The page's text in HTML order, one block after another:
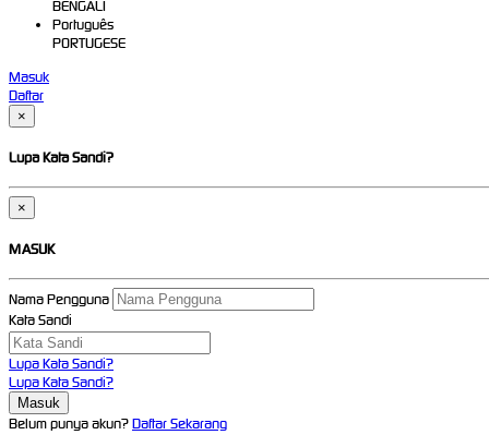
BENGALI
Português
PORTUGESE
Masuk
Daftar
×
Lupa Kata Sandi?
×
MASUK
Nama Pengguna
Kata Sandi
Lupa Kata Sandi?
Lupa Kata Sandi?
Belum punya akun?Daftar Sekarang